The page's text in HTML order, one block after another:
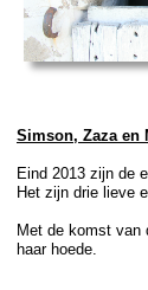
Simson, Zaza en
Eind 2013 zijn de
Het zijn drie lieve
Met de komst van
haar hoede.